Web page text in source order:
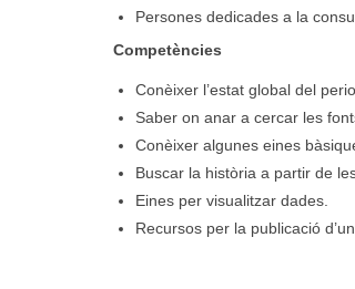
Persones dedicades a la
Competències
Conèixer l’estat global del
Saber on anar a cercar les
Conèixer algunes eines
Buscar la història a partir de
Eines per visualitzar dades.
Recursos per la publicació